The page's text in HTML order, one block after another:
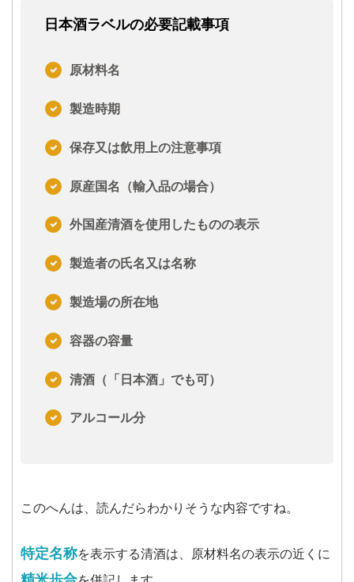
日本酒ラベルの必要記載事項
原材料名
製造時期
保存又は飲用上の注意事項
原産国名（輸入品の場合）
外国産清酒を使用したものの表示
製造者の氏名又は名称
製造場の所在地
容器の容量
清酒（「日本酒」でも可）
アルコール分
このへんは、読んだらわかりそうな内容ですね。
特定名称を表示する清酒は、原材料名の表示の近くに